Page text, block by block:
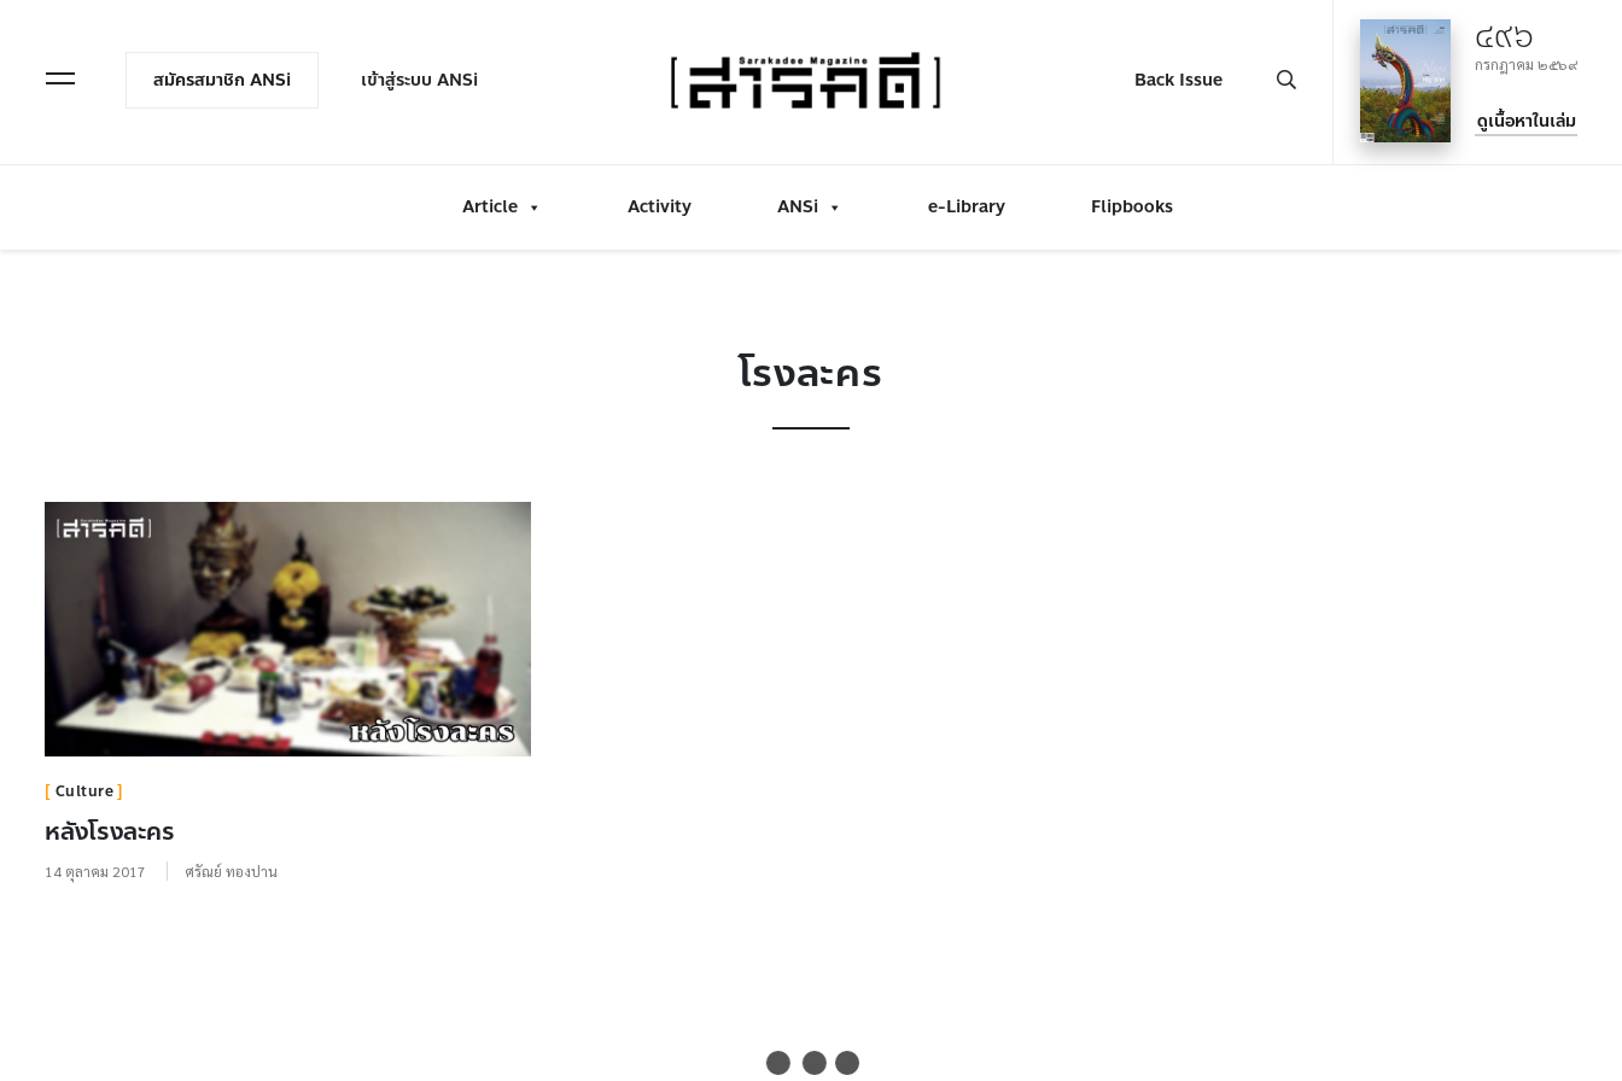
Open Menuสมัครสมาชิก ANSi เข้าสู่ระบบ ANSi Back Issue
๔๙๖
กรกฎาคม ๒๕๖๙
ดูเนื้อหาในเล่ม
Article Activity ANSi e-Library Flipbooks
โรงละคร
Culture
หลังโรงละคร
14 ตุลาคม 2017 ศรัณย์ ทองปาน